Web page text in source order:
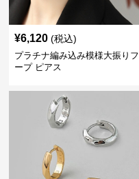
¥6,120 (税込)
プラチナ編み込み模様大振りフ
ープ ピアス